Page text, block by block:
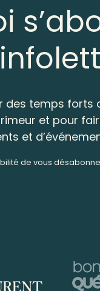
des temps forts
et pour
et
de vous